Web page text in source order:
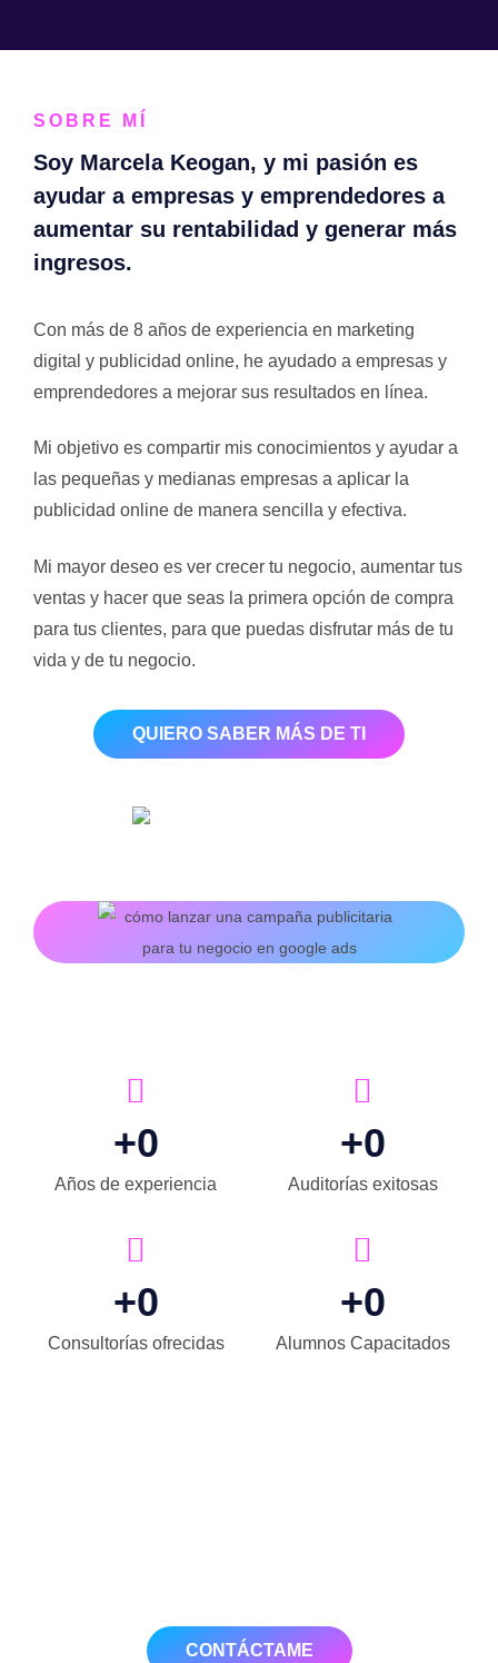
SOBRE MÍ
Soy Marcela Keogan, y mi pasión es
ayudar a empresas y emprendedores a
aumentar su rentabilidad y generar más
ingresos.
Con más de 8 años de experiencia en marketing
digital y publicidad online, he ayudado a empresas y
emprendedores a mejorar sus resultados en línea.
Mi objetivo es compartir mis conocimientos y ayudar a
las pequeñas y medianas empresas a aplicar la
publicidad online de manera sencilla y efectiva.
Mi mayor deseo es ver crecer tu negocio, aumentar tus
ventas y hacer que seas la primera opción de compra
para tus clientes, para que puedas disfrutar más de tu
vida y de tu negocio.
QUIERO SABER MÁS DE TI
Años de experiencia
+0
Auditorías exitosas
+0
Consultorías ofrecidas
+0
Alumnos Capacitados
+0
CONTÁCTAME